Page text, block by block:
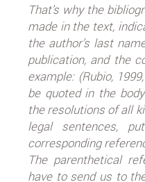
That’s why the
made in the text,
the author’s last
publication, and the
example: (Rubio,
be quoted in the
the resolutions of all
legal sentences,
corresponding
The parenthetical
have to send us to